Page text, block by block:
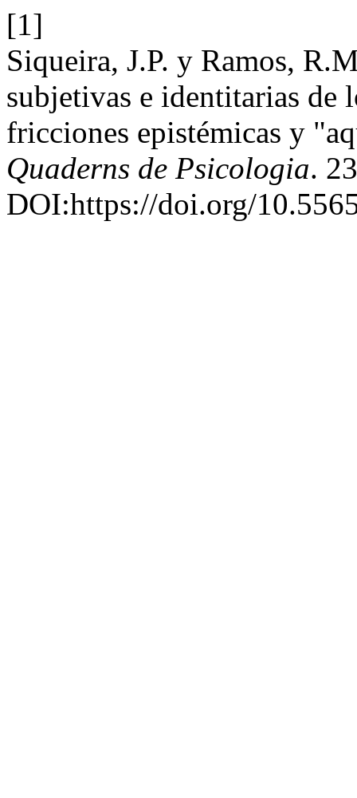
[1]
Siqueira, J.P. y Ramos,
subjetivas e identitarias de
fricciones epistémicas y
Quaderns de Psicologia.
DOI:https://doi.org/